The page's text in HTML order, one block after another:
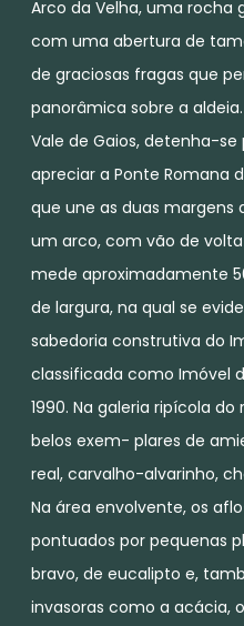
Arco da Velha, uma
com uma abertura de
de graciosas fragas que
panorâmica sobre a
Vale de Gaios, detenha-
apreciar a Ponte Romana
que une as duas margens
um arco, com vão de
mede aproximadamente
de largura, na qual se
sabedoria construtiva do
classificada como Imóvel
1990. Na galeria ripícola
belos exem- plares de
real, carvalho-alvarinho,
Na área envolvente, os
pontuados por pequenas
bravo, de eucalipto e,
invasoras como a acácia,